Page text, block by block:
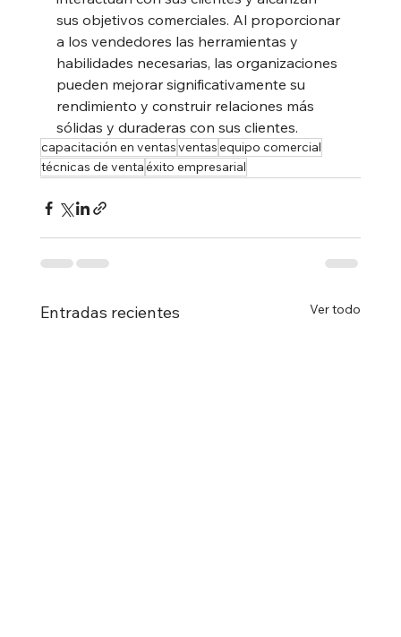
sus objetivos comerciales. Al proporcionar
a los vendedores las herramientas y
habilidades necesarias, las organizaciones
pueden mejorar significativamente su
rendimiento y construir relaciones más
sólidas y duraderas con sus clientes.
capacitación en ventasventasequipo comercial
técnicas de ventaéxito empresarial
Entradas recientes Ver todo